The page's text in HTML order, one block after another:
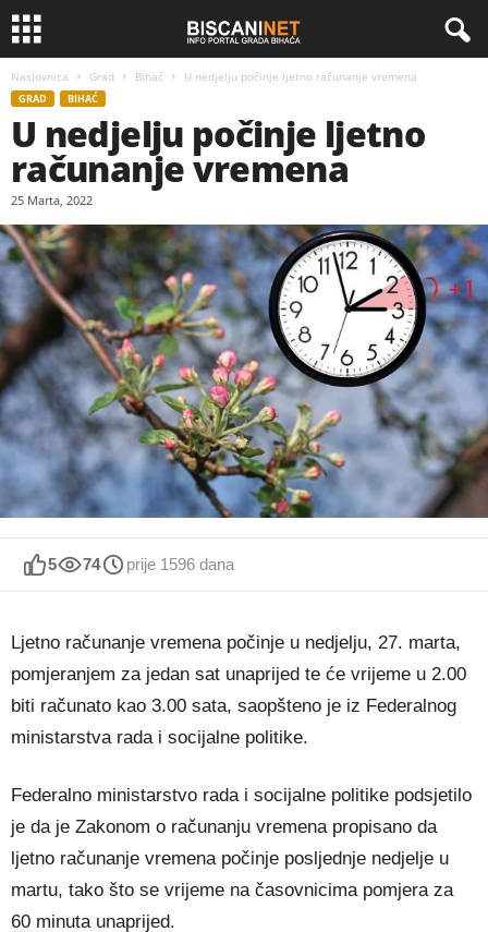
Naslovnica Grad Bihać U nedjelju počinje ljetno računanje vremena
GRAD BIHAĆ
U nedjelju počinje ljetno
računanje vremena
25 Marta, 2022
5 74 prije 1596 dana
Ljetno računanje vremena počinje u nedjelju, 27. marta,
pomjeranjem za jedan sat unaprijed te će vrijeme u 2.00
biti računato kao 3.00 sata, saopšteno je iz Federalnog
ministarstva rada i socijalne politike.
Federalno ministarstvo rada i socijalne politike podsjetilo
je da je Zakonom o računanju vremena propisano da
ljetno računanje vremena počinje posljednje nedjelje u
martu, tako što se vrijeme na časovnicima pomjera za
60 minuta unaprijed.